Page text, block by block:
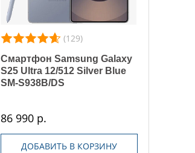
(129)
Смартфон Samsung Galaxy
S25 Ultra 12/512 Silver Blue
SM-S938B/DS
86 990 р.
ДОБАВИТЬ В КОРЗИНУ